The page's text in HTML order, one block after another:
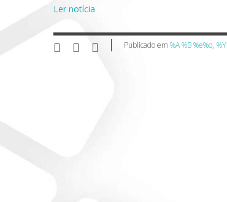
Ler notícia
Publicado em %A %B %e%q, %Y